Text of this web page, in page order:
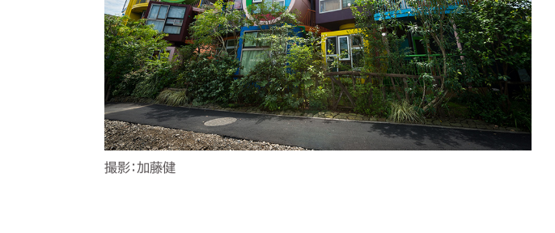
撮影：加藤健